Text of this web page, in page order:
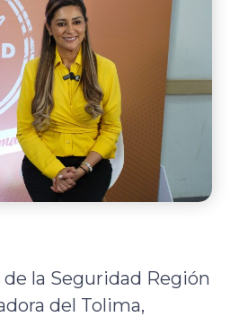
la Seguridad Región
del Tolima,